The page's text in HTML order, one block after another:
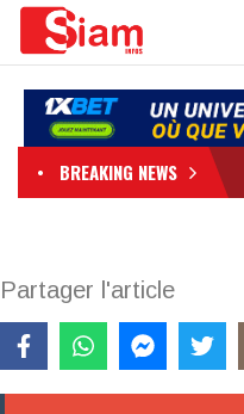
BREAKING NEWS
Partager l'article